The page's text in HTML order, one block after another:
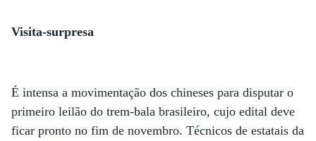
Visita-surpresa
É intensa a movimentação dos chineses para disputar o
primeiro leilão do trem-bala brasileiro, cujo edital deve
ficar pronto no fim de novembro. Técnicos de estatais da